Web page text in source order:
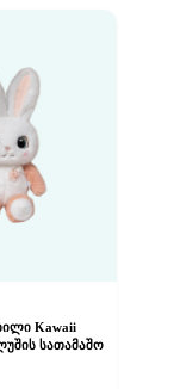
Kawaii
სათამაშო